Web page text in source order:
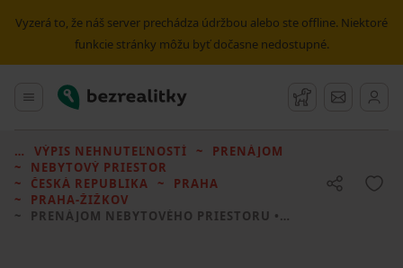
Vyzerá to, že náš server prechádza údržbou alebo ste offline. Niektoré
funkcie stránky môžu byť dočasne nedostupné.
Hlavné menu
Bezrealitky Strážny pes
Správy
VÝPIS NEHNUTEĽNOSTÍ
PRENÁJOM
NEBYTOVÝ PRIESTOR
ČESKÁ REPUBLIKA
PRAHA
PRAHA-ŽIŽKOV
PRENÁJOM NEBYTOVÉHO PRIESTORU • 37 M² BEZ REALITKY